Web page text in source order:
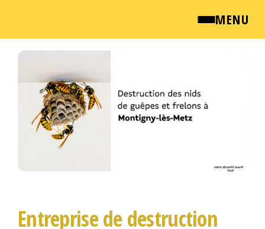
MENU
QUI SOMMES NOUS ?
NEWSROOM
TARIFS
Passer
Entreprise de destruction